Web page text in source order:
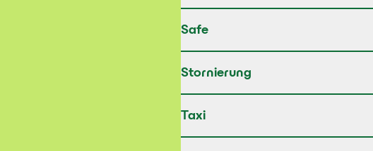
Safe
Stornierung
Taxi